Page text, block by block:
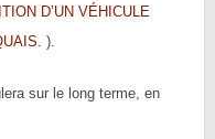
D’UN VÉHICULE
).
sur le long terme, en